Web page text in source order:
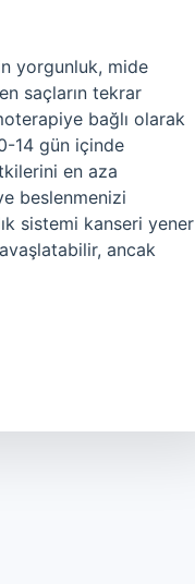
yorgunluk, mide
saçların tekrar
bağlı olarak
14 gün içinde
en aza
beslenmenizi
sistemi kanseri yener
ancak